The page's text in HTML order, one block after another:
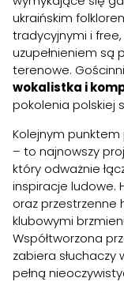
ukraińskim
tradycyjnymi i
uzupełnieniem są
terenowe.
wokalistka i
pokolenia polskiej
Kolejnym
– to najnowszy
który odważnie
inspiracje ludowe.
oraz
klubowymi
Współtworzona
zabiera
pełną